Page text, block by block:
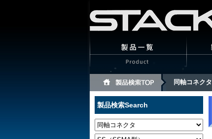
同軸コネクタ
製品検索Search